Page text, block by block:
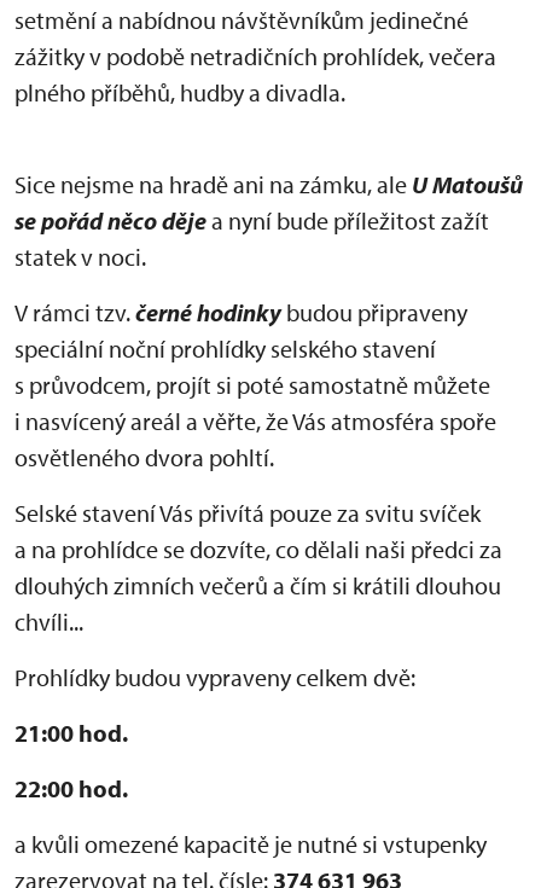
setmění a nabídnou návštěvníkům jedinečné
zážitky v podobě netradičních prohlídek, večera
plného příběhů, hudby a divadla.
Sice nejsme na hradě ani na zámku, ale U Matoušů
se pořád něco dějea nyní bude příležitost zažít
statek v noci.
V rámci tzv.černé hodinkybudou připraveny
speciální noční prohlídky selského stavení
s průvodcem, projít si poté samostatně můžete
i nasvícený areál a věřte, že Vás atmosféra spoře
osvětleného dvora pohltí.
Selské stavení Vás přivítá pouze za svitu svíček
a na prohlídce se dozvíte, co dělali naši předci za
dlouhých zimních večerů a čím si krátili dlouhou
chvíli...
Prohlídky budou vypraveny celkem dvě:
21:00 hod.
22:00 hod.
a kvůli omezené kapacitě je nutné si vstupenky
zarezervovat na tel. čísle: 374 631 963